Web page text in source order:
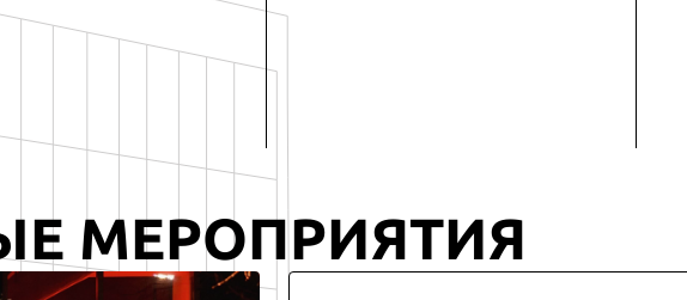
МЕРОПРИЯТИЯ